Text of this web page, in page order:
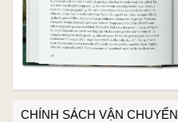
CHÍNH SÁCH VẬN CHUYỂN